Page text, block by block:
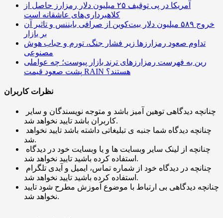
آمریکا در پی توقیف ۲۵ میلیون دلار رمزارز حاصل از
کلاهبرداری‌های عاشقانه است
خروج ۵۸۹ میلیون دلار بیت‌کوین از صرافی بایننس و تاثیر آن
بر بازار
تداوم صعود رمزارزها زیر فشار جنگ، تورم و حباب هوش
مصنوعی
رین به فهرست رمزارزهای ترند بازار پیوست؛ چه عواملی
پشت صعود قیمت RAIN هستند؟
نظرات کاربران
کاربران باشد تایید نخواهد شد.
شد.
استفاده کرده باشید تایید نخواهد شد.
استفاده کرده باشید تایید نخواهد شد.
چنانچه دیدگاهی بی ارتباط با موضوع آموزش مطرح شود تایید
نخواهد شد.